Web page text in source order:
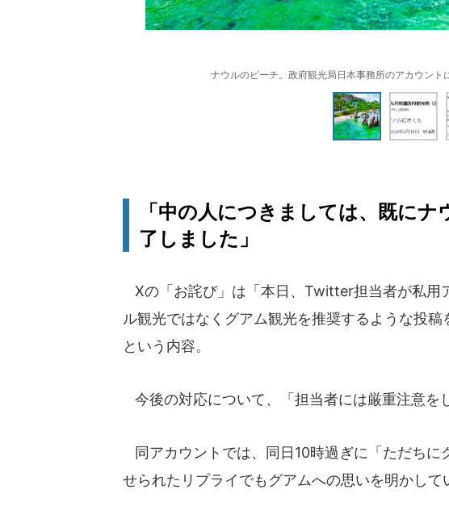
ナウルのビーチ。政府観光局日本事務所のアカウン
「中の人につきましては、既に
了しました」
Xの「お詫び」は「本日、Twitter担当者が私用
ル観光ではなくグアム観光を推奨するような投稿
という内容。
今後の対応について、「担当者には厳重注意を
同アカウントでは、同日10時過ぎに「ただちに
せられたリプライでもグアムへの思いを明かして